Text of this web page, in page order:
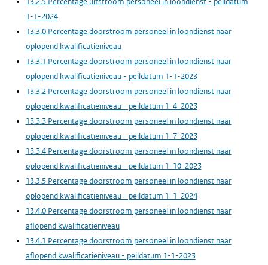
1-1-2024
13.3.0 Percentage doorstroom personeel in loondienst naar
oplopend kwalificatieniveau
13.3.1 Percentage doorstroom personeel in loondienst naar
oplopend kwalificatieniveau - peildatum 1-1-2023
13.3.2 Percentage doorstroom personeel in loondienst naar
oplopend kwalificatieniveau - peildatum 1-4-2023
13.3.3 Percentage doorstroom personeel in loondienst naar
oplopend kwalificatieniveau - peildatum 1-7-2023
13.3.4 Percentage doorstroom personeel in loondienst naar
oplopend kwalificatieniveau - peildatum 1-10-2023
13.3.5 Percentage doorstroom personeel in loondienst naar
oplopend kwalificatieniveau - peildatum 1-1-2024
13.4.0 Percentage doorstroom personeel in loondienst naar
aflopend kwalificatieniveau
13.4.1 Percentage doorstroom personeel in loondienst naar
aflopend kwalificatieniveau - peildatum 1-1-2023